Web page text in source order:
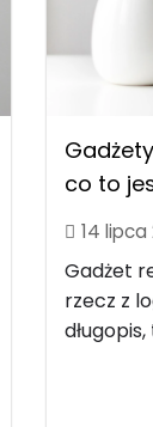
co to
14 lipca
Gadżet
rzecz z